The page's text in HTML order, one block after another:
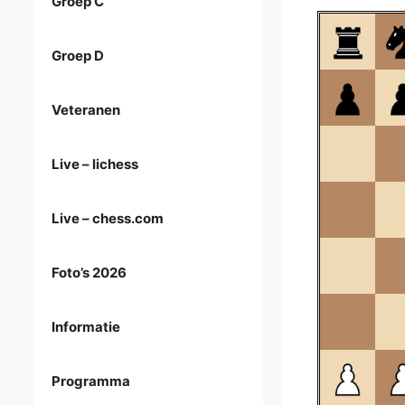
Groep D
Veteranen
Live – lichess
Live – chess.com
Foto’s 2026
Informatie
Programma